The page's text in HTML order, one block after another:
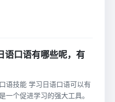
语口语有哪些呢，有
语技能 学习日语口语可以有
一个促进学习的强大工具。